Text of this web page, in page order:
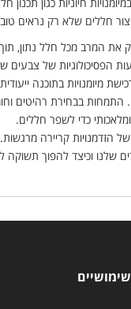
חללים שלא רק נראים
את המרב מכל חלל נתון,
של צבעים
התמחות בבחירת רהיטים
כדי לשפר חללים.
של הזדמנויות קריירה
שלנו וכיצד להפוך